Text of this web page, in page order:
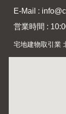
E-Mail :
営業時間 :
宅地建物取引業